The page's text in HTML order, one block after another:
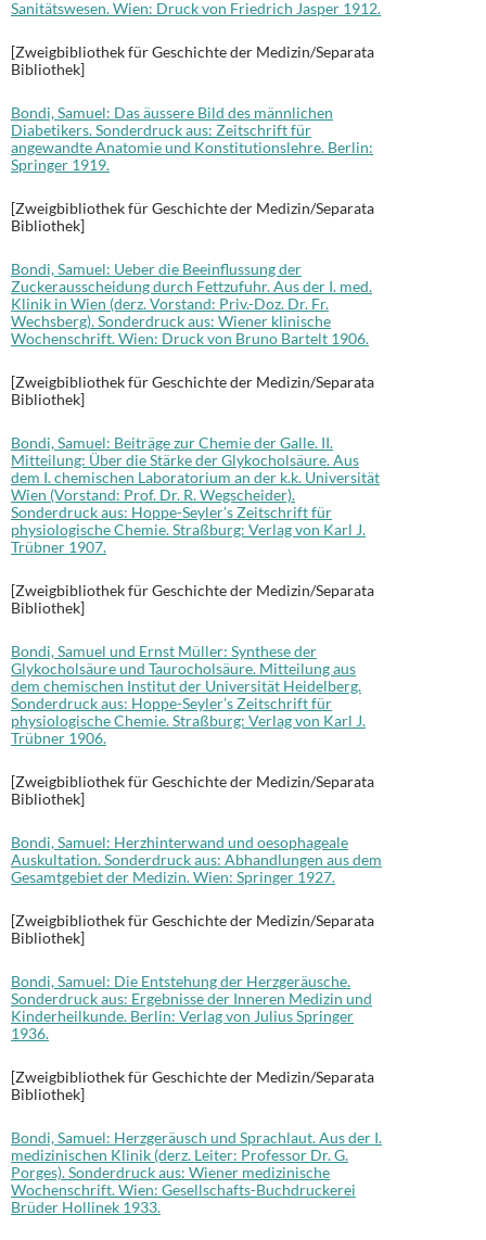
Sanitätswesen. Wien: Druck von Friedrich Jasper 1912.
[Zweigbibliothek für Geschichte der Medizin/Separata
Bibliothek]
Bondi, Samuel: Das äussere Bild des männlichen
Diabetikers. Sonderdruck aus: Zeitschrift für
angewandte Anatomie und Konstitutionslehre. Berlin:
Springer 1919.
[Zweigbibliothek für Geschichte der Medizin/Separata
Bibliothek]
Bondi, Samuel: Ueber die Beeinflussung der
Zuckerausscheidung durch Fettzufuhr. Aus der I. med.
Klinik in Wien (derz. Vorstand: Priv.-Doz. Dr. Fr.
Wechsberg). Sonderdruck aus: Wiener klinische
Wochenschrift. Wien: Druck von Bruno Bartelt 1906.
[Zweigbibliothek für Geschichte der Medizin/Separata
Bibliothek]
Bondi, Samuel: Beiträge zur Chemie der Galle. II.
Mitteilung: Über die Stärke der Glykocholsäure. Aus
dem I. chemischen Laboratorium an der k.k. Universität
Wien (Vorstand: Prof. Dr. R. Wegscheider).
Sonderdruck aus: Hoppe-Seyler’s Zeitschrift für
physiologische Chemie. Straßburg: Verlag von Karl J.
Trübner 1907.
[Zweigbibliothek für Geschichte der Medizin/Separata
Bibliothek]
Bondi, Samuel und Ernst Müller: Synthese der
Glykocholsäure und Taurocholsäure. Mitteilung aus
dem chemischen Institut der Universität Heidelberg.
Sonderdruck aus: Hoppe-Seyler’s Zeitschrift für
physiologische Chemie. Straßburg: Verlag von Karl J.
Trübner 1906.
[Zweigbibliothek für Geschichte der Medizin/Separata
Bibliothek]
Bondi, Samuel: Herzhinterwand und oesophageale
Auskultation. Sonderdruck aus: Abhandlungen aus dem
Gesamtgebiet der Medizin. Wien: Springer 1927.
[Zweigbibliothek für Geschichte der Medizin/Separata
Bibliothek]
Bondi, Samuel: Die Entstehung der Herzgeräusche.
Sonderdruck aus: Ergebnisse der Inneren Medizin und
Kinderheilkunde. Berlin: Verlag von Julius Springer
1936.
[Zweigbibliothek für Geschichte der Medizin/Separata
Bibliothek]
Bondi, Samuel: Herzgeräusch und Sprachlaut. Aus der I.
medizinischen Klinik (derz. Leiter: Professor Dr. G.
Porges). Sonderdruck aus: Wiener medizinische
Wochenschrift. Wien: Gesellschafts-Buchdruckerei
Brüder Hollinek 1933.